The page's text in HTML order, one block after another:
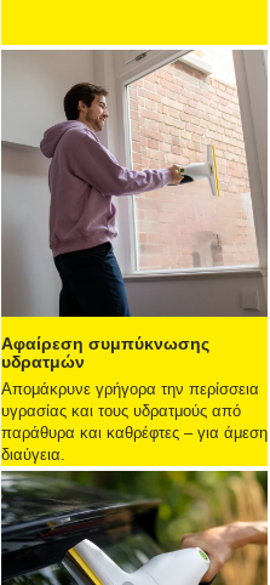
Αφαίρεση συμπύκνωσης
υδρατμών
Απομάκρυνε γρήγορα την περίσσεια
υγρασίας και τους υδρατμούς από
παράθυρα και καθρέφτες – για άμεση
διαύγεια.